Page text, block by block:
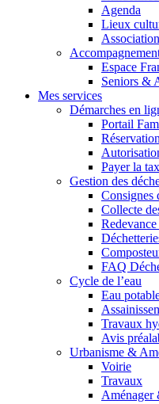
Agenda
Lieux
Espace
Seniors &
Mes services
Démarches en
Portail
Payer la
Gestion des
Consignes
Collecte
FAQ
Cycle de l’eau
Eau
Travaux
Avis
Urbanisme &
Voirie
Travaux
Aménager